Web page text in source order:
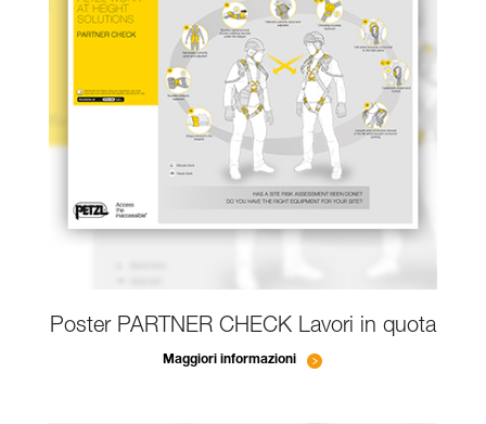
Poster PARTNER CHECK Lavori in quota
Maggiori informazioni